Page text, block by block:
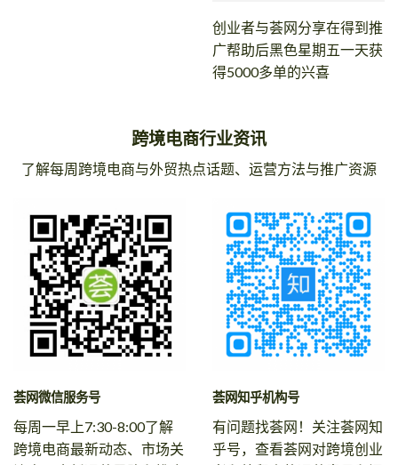
创业者与荟网分享在得到推
广帮助后黑色星期五一天获
得5000多单的兴喜
跨境电商行业资讯
了解每周跨境电商与外贸热点话题、运营方法与推广资源
荟网微信服务号
每周一早上7:30-8:00了解
跨境电商最新动态、市场关
荟网知乎机构号
有问题找荟网！关注荟网知
乎号，查看荟网对跨境创业